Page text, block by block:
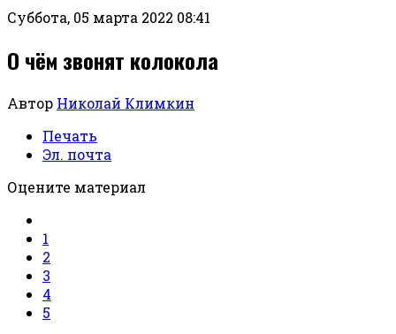
Суббота, 05 марта 2022 08:41
О чём звонят колокола
Автор Николай Климкин
Печать
Эл. почта
Оцените материал
1
2
3
4
5